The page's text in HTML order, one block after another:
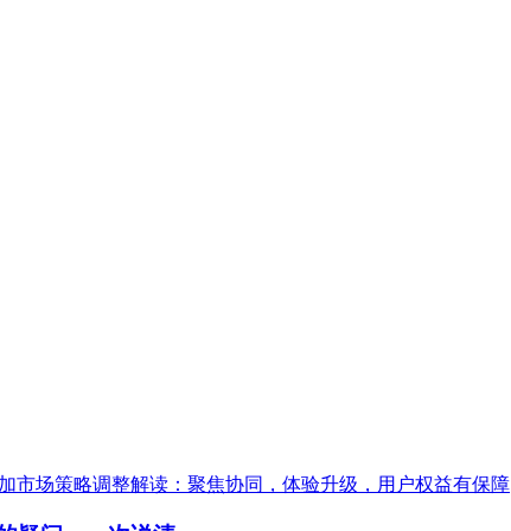
市场策略调整解读：聚焦协同，体验升级，用户权益有保障